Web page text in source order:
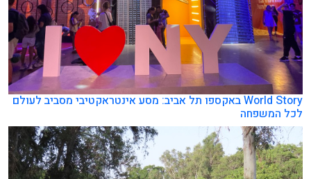
World Story באקספו תל אביב: מסע אינטראקטיבי מסביב לעולם
לכל המשפחה